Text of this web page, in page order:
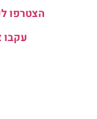
הצטרפו
עקבו